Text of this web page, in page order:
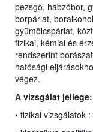
pezsgő, habzóbor,
borpárlat,
gyümölcspárlat,
fizikai, kémiai és
rendszerint
hatósági
végez.
A vizsgálat jellege:
• fizikai vizsgálatok